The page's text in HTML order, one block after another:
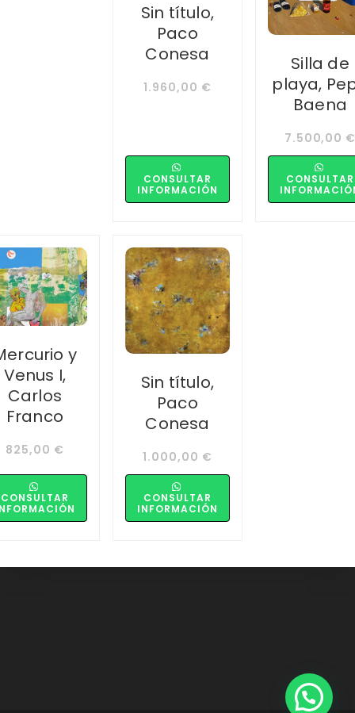
Sin título,
Paco
Conesa
1.960,00 €
CONSULTAR
INFORMACIÓN
Silla de
playa,
Baena
7.500,00 €
CONSULTAR
y
Venus I,
Carlos
Franco
825,00 €
CONSULTAR
Sin título,
Paco
Conesa
1.000,00 €
CONSULTAR
INFORMACIÓN